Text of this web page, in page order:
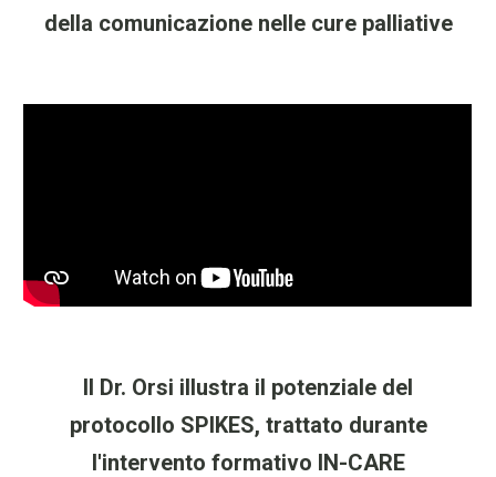
della comunicazione nelle cure palliative
Il Dr. Orsi illustra il potenziale del
protocollo SPIKES, trattato durante
l'intervento formativo IN-CARE